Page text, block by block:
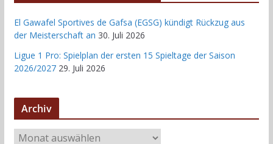
El Gawafel Sportives de Gafsa (EGSG) kündigt Rückzug aus
der Meisterschaft an 30. Juli 2026
Ligue 1 Pro: Spielplan der ersten 15 Spieltage der Saison
2026/2027 29. Juli 2026
Archiv